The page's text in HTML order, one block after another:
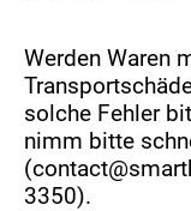
Werden Waren
solche Fehler
nimm bitte
(
3350).